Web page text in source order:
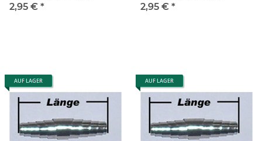
2,95 € *
2,95 € *
AUF LAGER AUF LAGER